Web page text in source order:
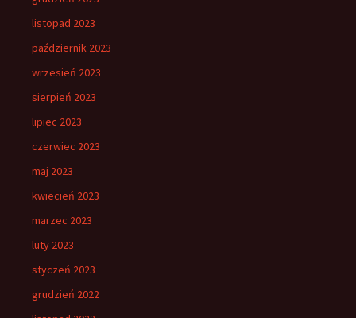
listopad 2023
październik 2023
wrzesień 2023
sierpień 2023
lipiec 2023
czerwiec 2023
maj 2023
kwiecień 2023
marzec 2023
luty 2023
styczeń 2023
grudzień 2022